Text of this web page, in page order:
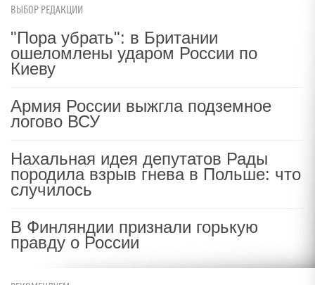
ВЫБОР РЕДАКЦИИ
"Пора убрать": в Британии
ошеломлены ударом России по
Киеву
Армия России выжгла подземное
логово ВСУ
Нахальная идея депутатов Рады
породила взрыв гнева в Польше: что
случилось
В Финляндии признали горькую
правду о России